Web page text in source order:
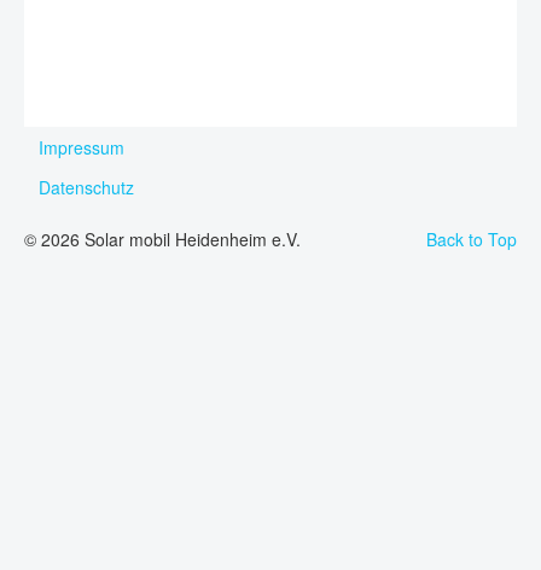
Impressum
Datenschutz
Back to Top
© 2026 Solar mobil Heidenheim e.V.